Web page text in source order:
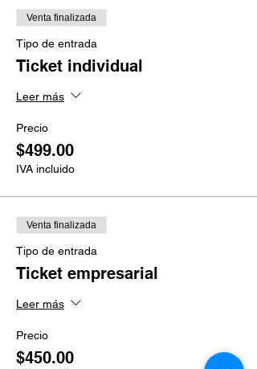
Venta finalizada
Tipo de entrada
Ticket individual
Leer más
Precio
$499.00
IVA incluido
Venta finalizada
Tipo de entrada
Ticket empresarial
Leer más
Precio
$450.00